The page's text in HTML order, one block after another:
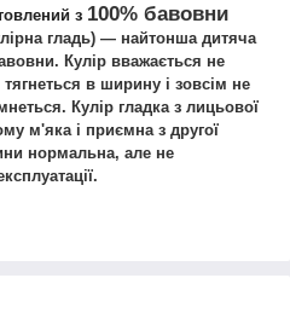
з 100% бавовни
гладь) ― найтонша дитяча
Кулір вважається не
в ширину і зовсім не
Кулір гладка з лицьової
м'яка і приємна з другої
нормальна, але не